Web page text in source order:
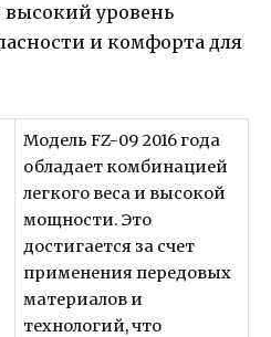
высокий уровень
и комфорта для
Модель FZ-09 2016 года
обладает комбинацией
легкого веса и высокой
мощности. Это
достигается за счет
применения передовых
материалов и
технологий, что